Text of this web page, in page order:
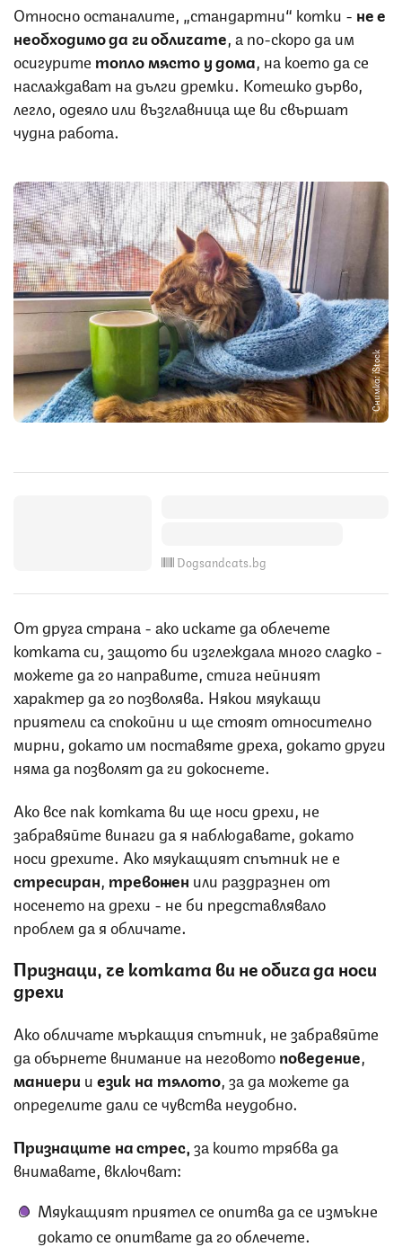
Относно останалите, „стандартни“ котки - не е
необходимо да ги обличате , а по-скоро да им
осигурите топло място у дома , на което да се
наслаждават на дълги дремки. Котешко дърво,
легло, одеяло или възглавница ще ви свършат
чудна работа.
Снимка: iStock
Dogsandcats.bg
От друга страна - ако искате да облечете
котката си, защото би изглеждала много сладко -
можете да го направите, стига нейният
характер да го позволява. Някои мяукащи
приятели са спокойни и ще стоят относително
мирни, докато им поставяте дреха, докато други
няма да позволят да ги докоснете.
Ако все пак котката ви ще носи дрехи, не
забравяйте винаги да я наблюдавате, докато
носи дрехите. Ако мяукащият спътник не е
стресиран тревожен или раздразнен от
носенето на дрехи - не би представлявало
проблем да я обличате.
Признаци, че котката ви не обича да носи
дрехи
Ако обличате мъркащия спътник, не забравяйте
да обърнете внимание на неговотоповедение
маниери иезик на тялото , за да можете да
определите дали се чувства неудобно.
Признаците на стрес, за които трябва да
внимавате, включват:
Мяукащият приятел се опитва да се измъкне
докато се опитвате да го облечете.